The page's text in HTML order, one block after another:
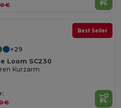
€
Best Seller
+29
Loom SC230
Kurzarm
€